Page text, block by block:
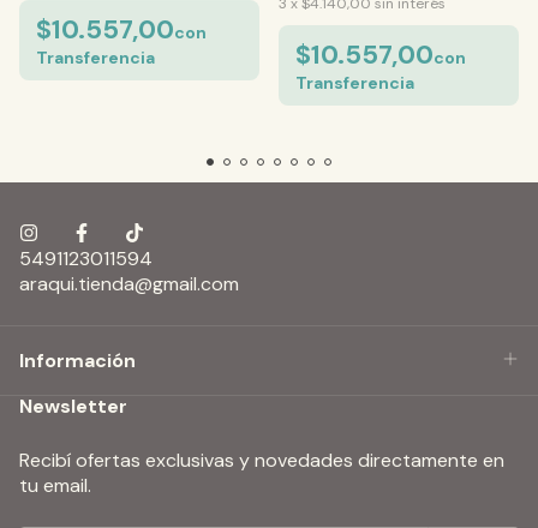
$10.557,00con
Transferencia
$10.557,00con
Transferencia
5491123011594
araqui.tienda@gmail.com
Información
Newsletter
Recibí ofertas exclusivas y novedades directamente en
tu email.